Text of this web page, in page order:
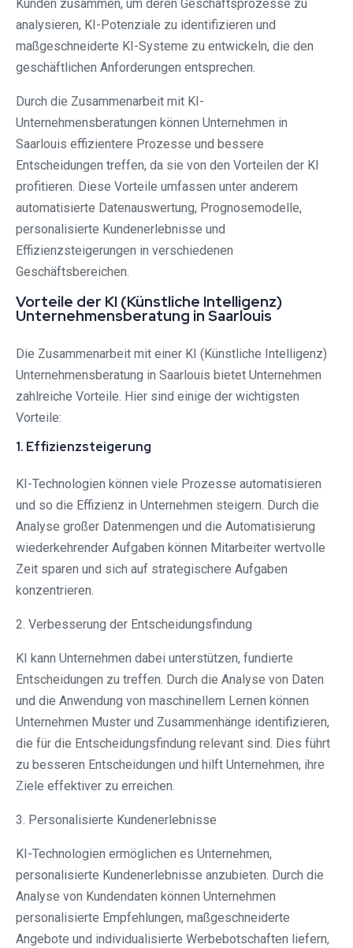
Kunden zusammen, um deren Geschäftsprozesse zu
analysieren, KI-Potenziale zu identifizieren und
maßgeschneiderte KI-Systeme zu entwickeln, die den
geschäftlichen Anforderungen entsprechen.
Durch die Zusammenarbeit mit KI-
Unternehmensberatungen können Unternehmen in
Saarlouis effizientere Prozesse und bessere
Entscheidungen treffen, da sie von den Vorteilen der KI
profitieren. Diese Vorteile umfassen unter anderem
automatisierte Datenauswertung, Prognosemodelle,
personalisierte Kundenerlebnisse und
Effizienzsteigerungen in verschiedenen
Geschäftsbereichen.
Vorteile der KI (Künstliche Intelligenz)
Unternehmensberatung in Saarlouis
Die Zusammenarbeit mit einer KI (Künstliche Intelligenz)
Unternehmensberatung in Saarlouis bietet Unternehmen
zahlreiche Vorteile. Hier sind einige der wichtigsten
Vorteile:
1. Effizienzsteigerung
KI-Technologien können viele Prozesse automatisieren
und so die Effizienz in Unternehmen steigern. Durch die
Analyse großer Datenmengen und die Automatisierung
wiederkehrender Aufgaben können Mitarbeiter wertvolle
Zeit sparen und sich auf strategischere Aufgaben
konzentrieren.
2. Verbesserung der Entscheidungsfindung
KI kann Unternehmen dabei unterstützen, fundierte
Entscheidungen zu treffen. Durch die Analyse von Daten
und die Anwendung von maschinellem Lernen können
Unternehmen Muster und Zusammenhänge identifizieren,
die für die Entscheidungsfindung relevant sind. Dies führt
zu besseren Entscheidungen und hilft Unternehmen, ihre
Ziele effektiver zu erreichen.
3. Personalisierte Kundenerlebnisse
KI-Technologien ermöglichen es Unternehmen,
personalisierte Kundenerlebnisse anzubieten. Durch die
Analyse von Kundendaten können Unternehmen
personalisierte Empfehlungen, maßgeschneiderte
Angebote und individualisierte Werbebotschaften liefern,